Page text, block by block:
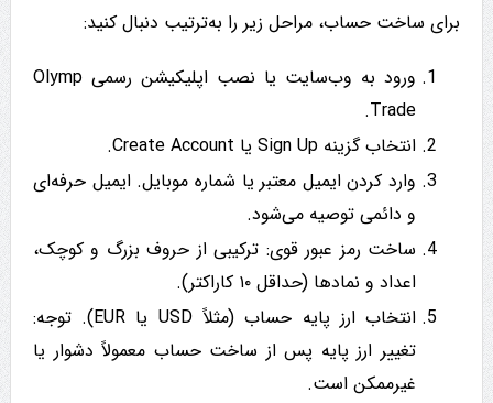
برای ساخت حساب، مراحل زیر را به‌ترتیب دنبال کنید:
ورود به وب‌سایت یا نصب اپلیکیشن رسمی Olymp
Trade.
انتخاب گزینه Sign Up یا Create Account.
وارد کردن ایمیل معتبر یا شماره موبایل. ایمیل حرفه‌ای
و دائمی توصیه می‌شود.
ساخت رمز عبور قوی: ترکیبی از حروف بزرگ و کوچک،
اعداد و نمادها (حداقل ۱۰ کاراکتر).
انتخاب ارز پایه حساب (مثلاً USD یا EUR). توجه:
تغییر ارز پایه پس از ساخت حساب معمولاً دشوار یا
غیرممکن است.